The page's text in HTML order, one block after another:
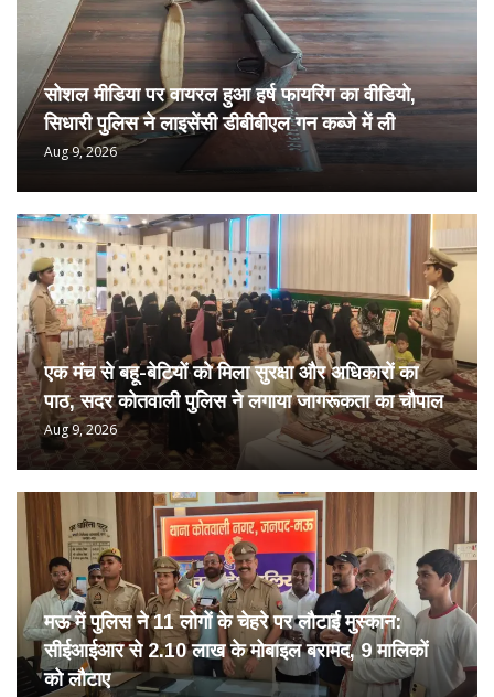
सोशल मीडिया पर वायरल हुआ हर्ष फायरिंग का वीडियो,
सिधारी पुलिस ने लाइसेंसी डीबीबीएल गन कब्जे में ली
Aug 9, 2026
एक मंच से बहू-बेटियों को मिला सुरक्षा और अधिकारों का
पाठ, सदर कोतवाली पुलिस ने लगाया जागरूकता का चौपाल
Aug 9, 2026
मऊ में पुलिस ने 11 लोगों के चेहरे पर लौटाई मुस्कान:
सीईआईआर से 2.10 लाख के मोबाइल बरामद, 9 मालिकों
को लौटाए